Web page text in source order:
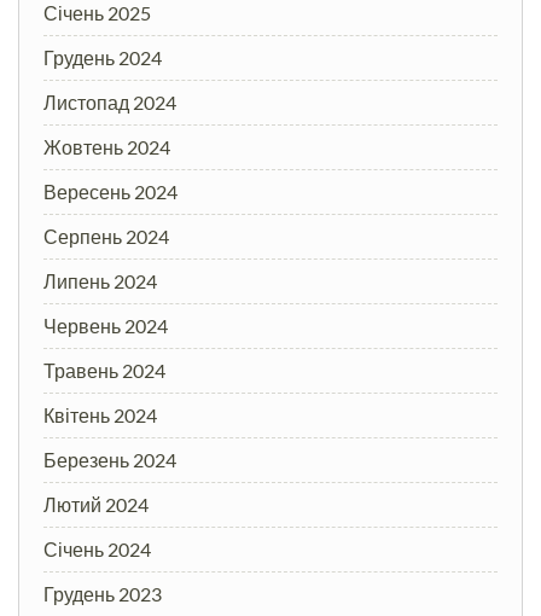
Січень 2025
Грудень 2024
Листопад 2024
Жовтень 2024
Вересень 2024
Серпень 2024
Липень 2024
Червень 2024
Травень 2024
Квітень 2024
Березень 2024
Лютий 2024
Січень 2024
Грудень 2023